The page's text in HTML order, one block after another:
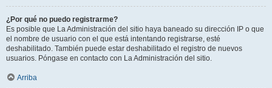
¿Por qué no puedo registrarme?
Es posible que La Administración del sitio haya baneado su dirección IP o que
el nombre de usuario con el que está intentando registrarse, esté
deshabilitado. También puede estar deshabilitado el registro de nuevos
usuarios. Póngase en contacto con La Administración del sitio.
Arriba